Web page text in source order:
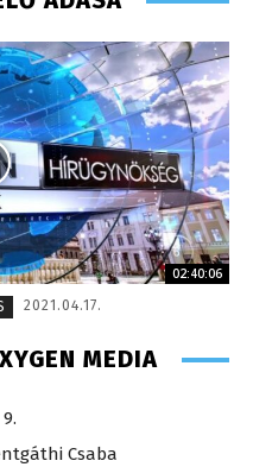
02:40:06
2021.04.17.
MEDIA
Csaba